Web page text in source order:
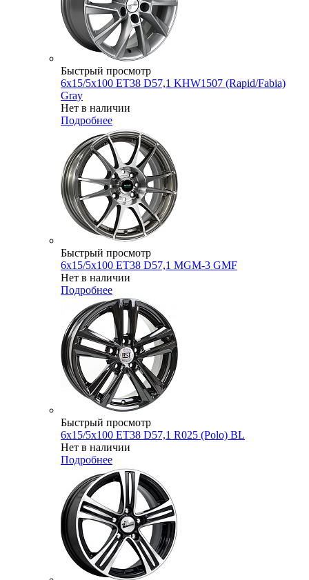
Быстрый просмотр
6x15/5x100 ET38 D57,1 KHW1507 (Rapid/Fabia)
Gray
Нет в наличии
Подробнее
Быстрый просмотр
6x15/5x100 ET38 D57,1 MGM-3 GMF
Нет в наличии
Подробнее
Быстрый просмотр
6x15/5x100 ET38 D57,1 R025 (Polo) BL
Нет в наличии
Подробнее